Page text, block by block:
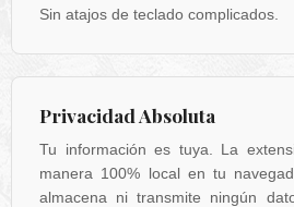
Sin atajos de teclado complicados.
Privacidad Absoluta
Tu información es tuya. La
manera 100% local en tu
almacena ni transmite ningún